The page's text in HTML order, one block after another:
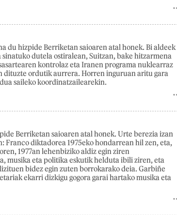
du hizpide Berriketan saioaren atal honek. Bi aldeek
dutela ostiralean, Suitzan, bake hitzarmena
kontrolaz eta Iranen programa nuklearraz
dituzte ordutik aurrera. Horren inguruan aritu gara
saileko koordinatzailearekin.
Berriketan saioaren atal honek. Urte berezia izan
Franco diktadorea 1975eko hondarrean hil zen, eta,
1977an lehenbiziko aldiz egin ziren
musika eta politika eskutik helduta ibili ziren, eta
bidez egin zuten borrokarako deia. Garbiñe
ekarri dizkigu gogora garai hartako musika eta